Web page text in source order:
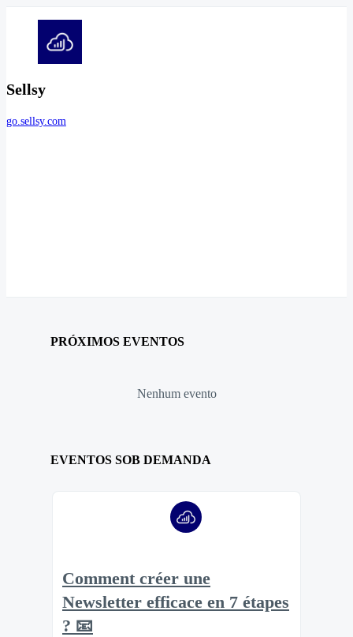
Sellsy
go.sellsy.com
PRÓXIMOS EVENTOS
Nenhum evento
EVENTOS SOB DEMANDA
Comment créer une
Newsletter efficace en 7 étapes
? 📧